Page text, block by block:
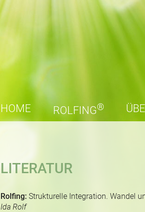
HOME ROLFING®
LITERATUR
Rolfing: Strukturelle Integration. Wandel
Ida Rolf